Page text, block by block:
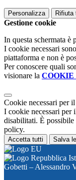
Personalizza Rifiuta
Gestione cookie
In questa schermata è
I cookie necessari
piattaforma e non è
Per conoscere quali
visionare la
Cookie necessari per
I cookie necessari per
disabilitati. È
policy.
Accetta tutti Salva
Gobetti – Alessandro